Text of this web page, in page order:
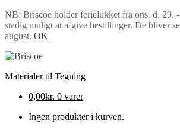
NB: Briscoe holder ferielukket fra ons. d. 29.
stadig muligt at afgive bestillinger. De bliver
august. OK
Spring
navigation
Spring
indhold
Materialer til Tegning
0,00kr. 0 varer
Ingen produkter i kurven.